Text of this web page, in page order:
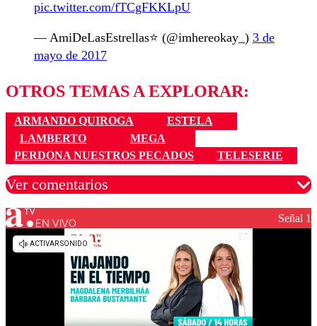
pic.twitter.com/fTCgFKKLpU
— AmiDeLasEstrellas⭐ (@imhereokay_) 3 de
mayo de 2017
OTROS TEMAS A EXPLORAR:
ARMANDO QUIROGA
ESTELA
LAMBERTO
MEGA
PERDONA NUESTROS PECADOS
TELESERIE
Ver comentarios
Los comentarios son moderados para garantizar un
diálogo respetuoso.
EN VIVO Señal 1